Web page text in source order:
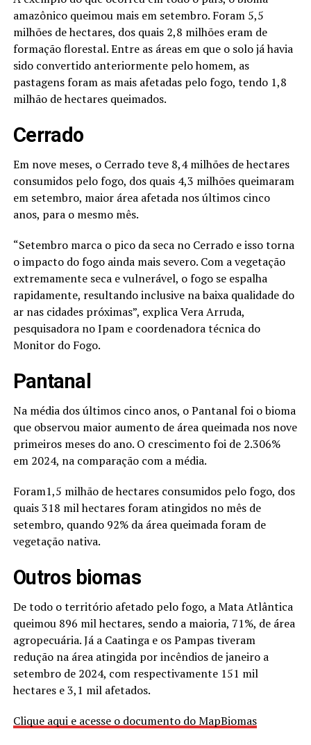
amazônico queimou mais em setembro. Foram 5,5
milhões de hectares, dos quais 2,8 milhões eram de
formação florestal. Entre as áreas em que o solo já havia
sido convertido anteriormente pelo homem, as
pastagens foram as mais afetadas pelo fogo, tendo 1,8
milhão de hectares queimados.
Cerrado
Em nove meses, o Cerrado teve 8,4 milhões de hectares
consumidos pelo fogo, dos quais 4,3 milhões queimaram
em setembro, maior área afetada nos últimos cinco
anos, para o mesmo mês.
“Setembro marca o pico da seca no Cerrado e isso torna
o impacto do fogo ainda mais severo. Com a vegetação
extremamente seca e vulnerável, o fogo se espalha
rapidamente, resultando inclusive na baixa qualidade do
ar nas cidades próximas”, explica Vera Arruda,
pesquisadora no Ipam e coordenadora técnica do
Monitor do Fogo.
Pantanal
Na média dos últimos cinco anos, o Pantanal foi o bioma
que observou maior aumento de área queimada nos nove
primeiros meses do ano. O crescimento foi de 2.306%
em 2024, na comparação com a média.
Foram1,5 milhão de hectares consumidos pelo fogo, dos
quais 318 mil hectares foram atingidos no mês de
setembro, quando 92% da área queimada foram de
vegetação nativa.
Outros biomas
De todo o território afetado pelo fogo, a Mata Atlântica
queimou 896 mil hectares, sendo a maioria, 71%, de área
agropecuária. Já a Caatinga e os Pampas tiveram
redução na área atingida por incêndios de janeiro a
setembro de 2024, com respectivamente 151 mil
hectares e 3,1 mil afetados.
Clique aqui e acesse o documento do MapBiomas